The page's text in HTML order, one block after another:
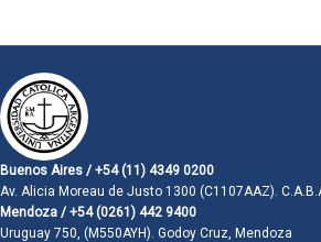
Buenos Aires / +54 (11) 4349 0200
Av. Alicia Moreau de Justo 1300 (C1107AAZ).
Mendoza / +54 (0261) 442 9400
Uruguay 750, (M550AYH). Godoy Cruz, Mendoza